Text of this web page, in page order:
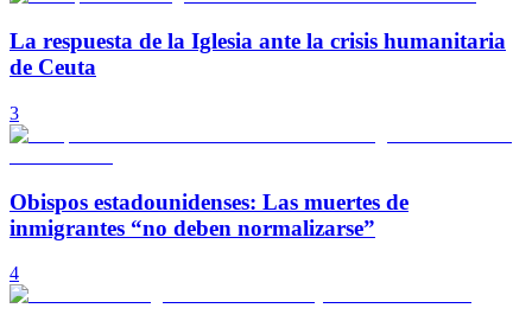
La respuesta de la Iglesia ante la crisis humanitaria
de Ceuta
3
Obispos estadounidenses: Las muertes de
inmigrantes “no deben normalizarse”
4